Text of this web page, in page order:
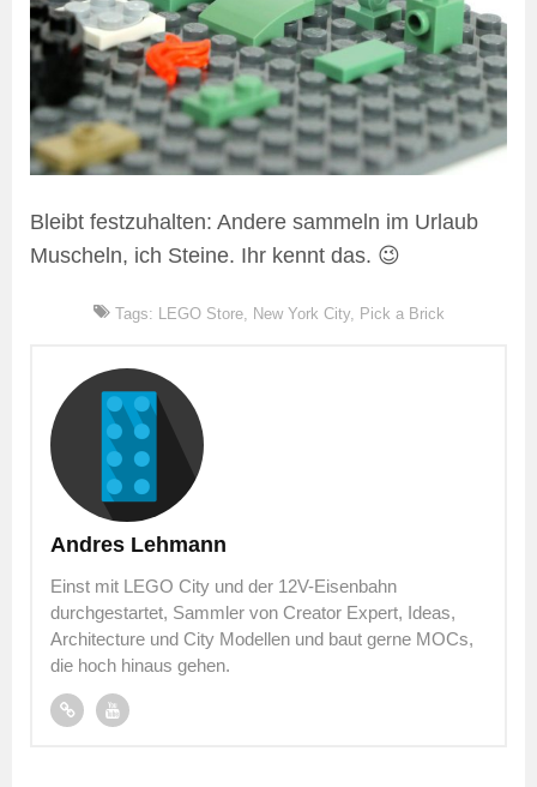
Bleibt festzuhalten: Andere sammeln im Urlaub
Muscheln, ich Steine. Ihr kennt das. 😉
Tags: LEGO Store, New York City, Pick a Brick
Andres Lehmann
Einst mit LEGO City und der 12V-Eisenbahn
durchgestartet, Sammler von Creator Expert, Ideas,
Architecture und City Modellen und baut gerne MOCs,
die hoch hinaus gehen.